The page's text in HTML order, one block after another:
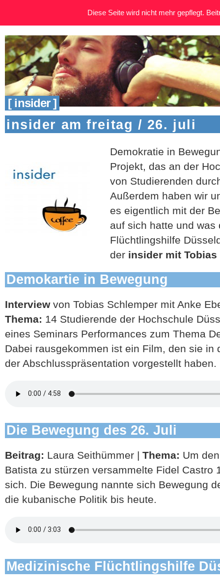
[ insider ]
insider am freitag / 26. juli
Demokratie in
Projekt, das an der
von Studierenden
Außerdem haben wir
es eigentlich mit der
auf sich hatte und was
Flüchtlingshilfe
derinsider mit Tobias
Demokartie in Bewegung
Interviewvon Tobias Schlemper mit Anke
Thema: 14 Studierende der Hochschule
eines Seminars Performances zum Thema
Dabei rausgekommen ist ein Film, den sie in
der Abschlusspräsentation vorgestellt haben.
Die Bewegung des 26. Juli
Beitrag: Laura Seithümmer | Thema: Um
Batista zu stürzen versammelte Fidel Castro
sich. Die Bewegung nannte sich Bewegung
die kubanische Politik bis heute.
Medizinische Flüchtlingshilfe
Diese Seite wird nicht mehr gepflegt.